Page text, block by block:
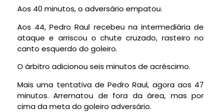
Aos 40 minutos, o adversário empatou.
Aos 44, Pedro Raul recebeu na intermediária de
ataque e arriscou o chute cruzado, rasteiro no
canto esquerdo do goleiro.
O árbitro adicionou seis minutos de acréscimo.
Mais uma tentativa de Pedro Raul, agora aos 47
minutos. Arrematou de fora da área, mas por
cima da meta do goleiro adversário.